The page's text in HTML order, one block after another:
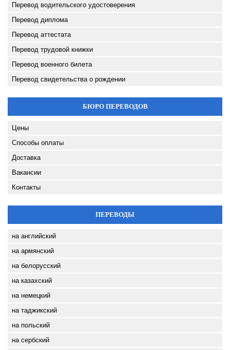
Перевод водительского удостоверения
Перевод диплома
Перевод аттестата
Перевод трудовой книжки
Перевод военного билета
Перевод свидетельства о рождении
БЮРО ПЕРЕВОДОВ
Цены
Способы оплаты
Доставка
Вакансии
Контакты
ПЕРЕВОДЫ
на английский
на армянский
на белорусский
на казахский
на немецкий
на таджикский
на польский
на сербский